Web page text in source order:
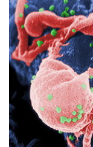
水餃，還有其他產
友，寬導也捐出自
一起吃肉燥麵，她
吃大餐感覺更好。 【
心物資有泡麵跟
品尿布，提前到